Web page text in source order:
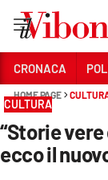
Sezioni
CRONACA
POLITICA
CRONACA
HOME PAGE
CULTURA
“Storie
ecco il